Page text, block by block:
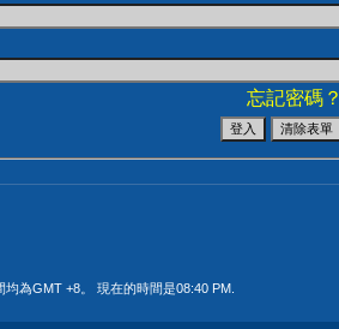
忘記密碼？
均為GMT +8。 現在的時間是08:40 PM